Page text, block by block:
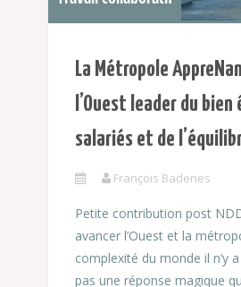
La Métropole
l’Ouest leader du
salariés et de
François Badenes
Petite contribution post
avancer l’Ouest et la
complexité du monde il n’y
pas une réponse magique